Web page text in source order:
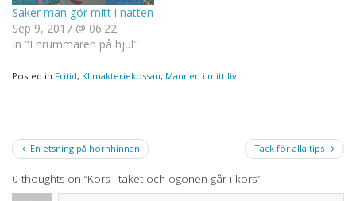
Saker man gör mitt i natten
Sep 9, 2017 @ 06:22
In "Enrummaren på hjul"
Posted in Fritid, Klimakteriekossan, Mannen i mitt liv
Post
navigation
En etsning på hornhinnan Tack för alla tips
0 thoughts on “Kors i taket och ögonen går i kors”